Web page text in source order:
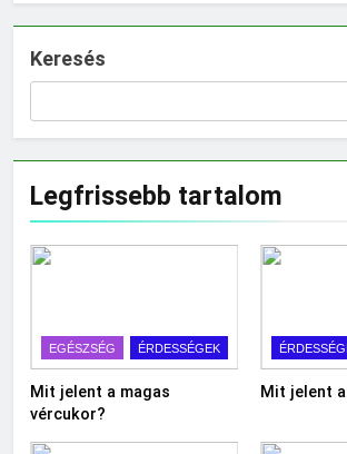
Keresés
Legfrissebb tartalom
EGÉSZSÉG ÉRDESSÉGEK
Mit jelent a magas
vércukor?
Mit jelent